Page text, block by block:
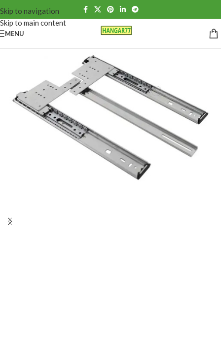
Skip to navigation
Skip to main content
MENU